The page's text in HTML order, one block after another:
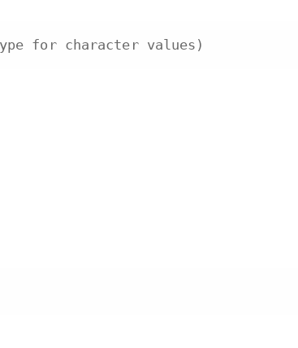
for character values)